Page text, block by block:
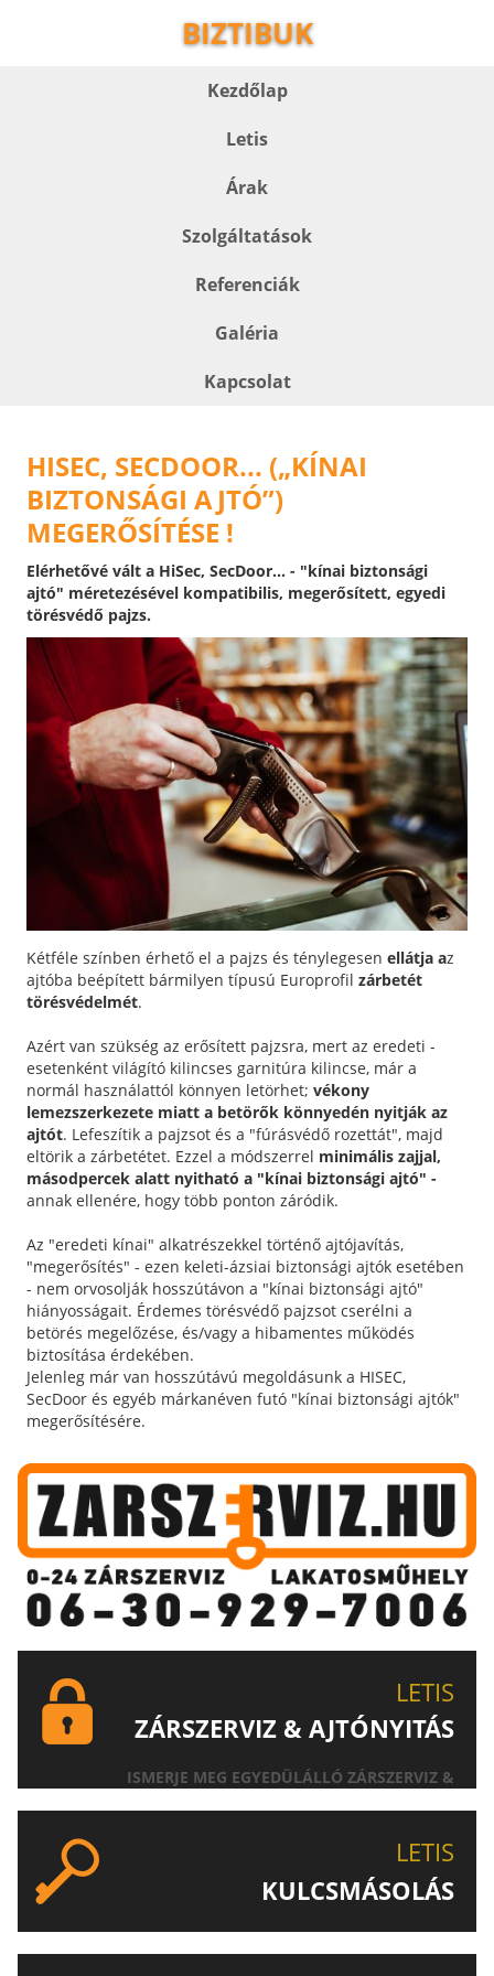
BIZTIBUK
Kezdőlap
Letis
Árak
Szolgáltatások
Referenciák
Galéria
Kapcsolat
HISEC, SECDOOR... („KÍNAI
BIZTONSÁGI AJTÓ”)
MEGERŐSÍTÉSE !
Elérhetővé vált a HiSec, SecDoor... - "kínai biztonsági
ajtó" méretezésével kompatibilis, megerősített, egyedi
törésvédő pajzs.
Kétféle színben érhető el a pajzs és ténylegesen ellátja az
ajtóba beépített bármilyen típusú Europrofil zárbetét
törésvédelmét.
Azért van szükség az erősített pajzsra, mert az eredeti -
esetenként világító kilincses garnitúra kilincse, már a
normál használattól könnyen letörhet; vékony
lemezszerkezete miatt a betörők könnyedén nyitják az
ajtót. Lefeszítik a pajzsot és a "fúrásvédő rozettát", majd
eltörik a zárbetétet. Ezzel a módszerrel minimális zajjal,
másodpercek alatt nyitható a "kínai biztonsági ajtó" -
annak ellenére, hogy több ponton záródik.
Az "eredeti kínai" alkatrészekkel történő ajtójavítás,
"megerősítés" - ezen keleti-ázsiai biztonsági ajtók esetében
- nem orvosolják hosszútávon a "kínai biztonsági ajtó"
hiányosságait. Érdemes törésvédő pajzsot cserélni a
betörés megelőzése, és/vagy a hibamentes működés
biztosítása érdekében.
Jelenleg már van hosszútávú megoldásunk a HISEC,
SecDoor és egyéb márkanéven futó "kínai biztonsági ajtók"
megerősítésére.
LETIS
ZÁRSZERVIZ & AJTÓNYITÁS
ISMERJE MEG EGYEDÜLÁLLÓ ZÁRSZERVIZ &
LETIS
KULCSMÁSOLÁS